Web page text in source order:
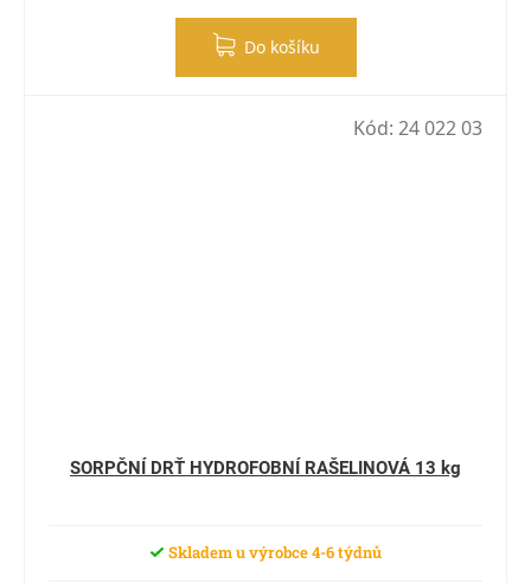
Do košíku
SORPČNÍ DRŤ HYDROFOBNÍ RAŠELINOVÁ 13 kg
Skladem u výrobce 4-6 týdnů
Kód: 24 022 03